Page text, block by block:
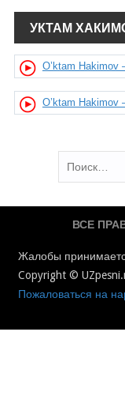
УКТАМ
O’ktam
O’ktam
ВСЕ
Жалобы
Copyright ©
Пожаловаться на